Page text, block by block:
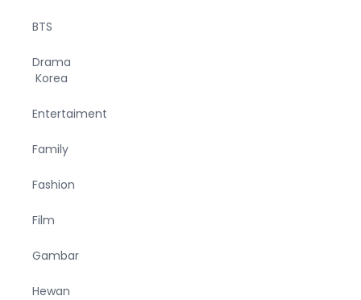
BTS
Drama
Korea
Entertaiment
Family
Fashion
Film
Gambar
Hewan